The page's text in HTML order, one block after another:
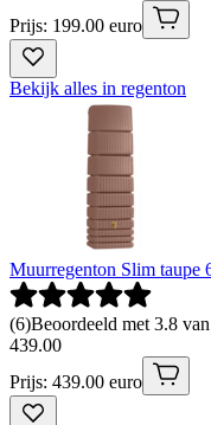
Prijs: 199.00 euro
Bekijk alles in regenton
Muurregenton Slim taupe
(6)Beoordeeld met 3.8
439.00
Prijs: 439.00 euro